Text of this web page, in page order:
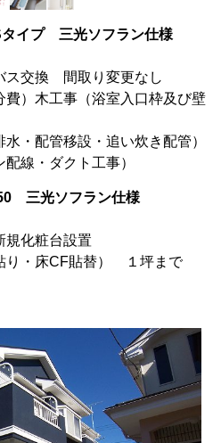
プ 三光ソフラン仕様
ス交換 間取り変更なし
）木工事（浴室入口枠及び壁
・配管移設・追い炊き配管）
線・ダクト工事）
三光ソフラン仕様
規化粧台設置
り・床CF貼替） １坪まで